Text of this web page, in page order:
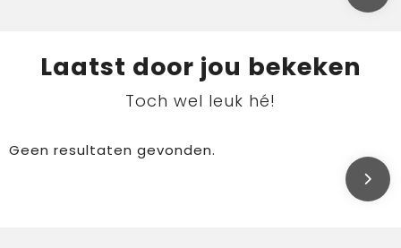
Laatst door jou bekeken
Toch wel leuk hé!
Geen resultaten gevonden.